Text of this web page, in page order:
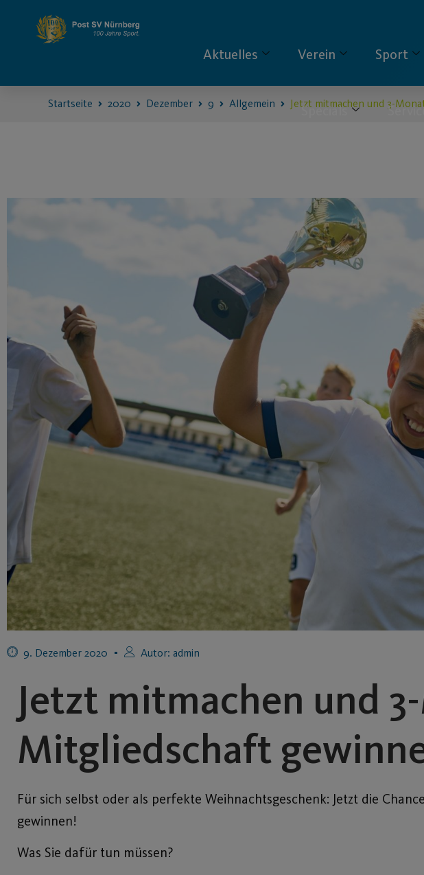
Aktuelles Verein Sport
Specials
Startseite 2020 Dezember 9 Allgemein Jetzt mitmachen und 3-
9. Dezember 2020 Autor: admin
Jetzt mitmachen und
Mitgliedschaft
Für sich selbst oder als perfekte Weihnachtsgeschenk: Jetzt die
gewinnen!
Was Sie dafür tun müssen?